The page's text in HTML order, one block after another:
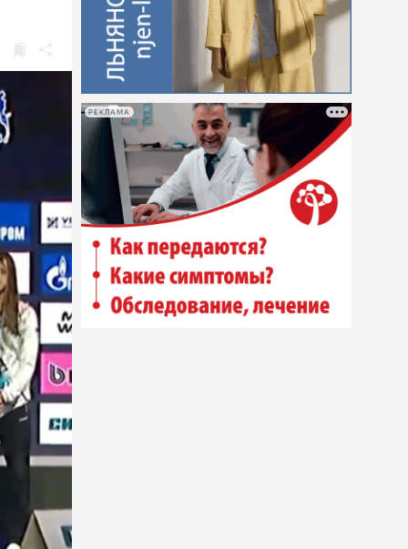
РЕКЛАМА